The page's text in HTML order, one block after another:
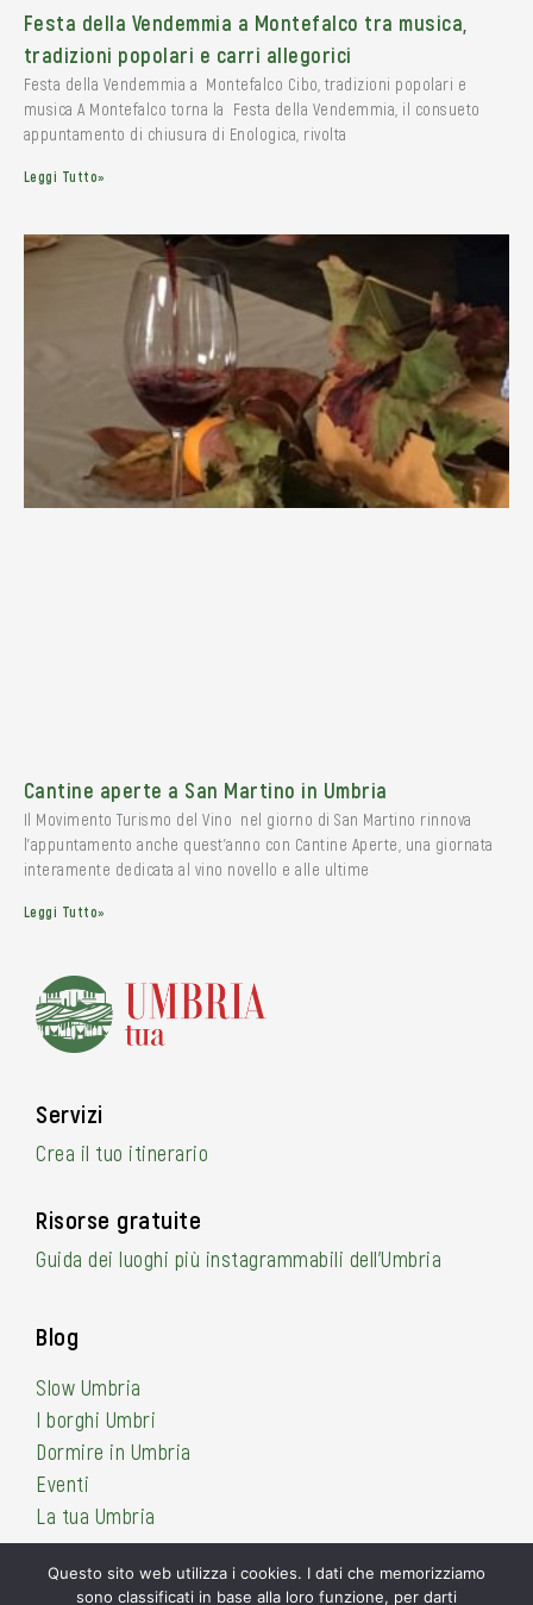
Festa della Vendemmia a Montefalco tra musica,
tradizioni popolari e carri allegorici
Festa della Vendemmia a Montefalco Cibo, tradizioni popolari e
musica A Montefalco torna la Festa della Vendemmia, il consueto
appuntamento di chiusura di Enologica, rivolta
Leggi Tutto»
Cantine aperte a San Martino in Umbria
Il Movimento Turismo del Vino nel giorno di San Martino rinnova
l’appuntamento anche quest’anno con Cantine Aperte, una giornata
interamente dedicata al vino novello e alle ultime
Leggi Tutto»
Servizi
Crea il tuo itinerario
Risorse gratuite
Guida dei luoghi più instagrammabili dell’Umbria
Blog
Slow Umbria
I borghi Umbri
Dormire in Umbria
Eventi
La tua Umbria
Questo sito web utilizza i cookies. I dati che memorizziamo
sono classificati in base alla loro funzione, per darti